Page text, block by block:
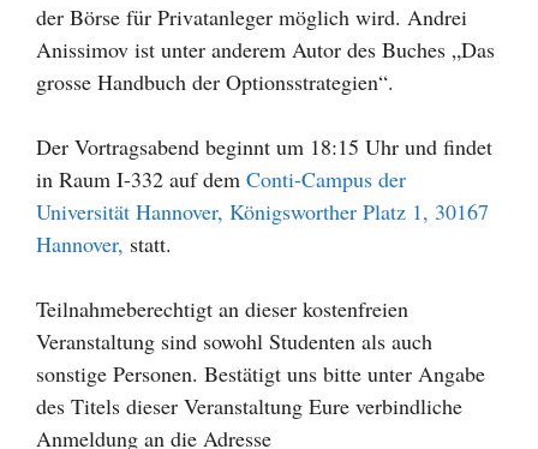
der Börse für Privatanleger möglich wird. Andrei
Anissimov ist unter anderem Autor des Buches „Das
grosse Handbuch der Optionsstrategien“.
Der Vortragsabend beginnt um 18:15 Uhr und findet
in Raum I-332 auf dem Conti-Campus der
Universität Hannover, Königsworther Platz 1, 30167
Hannover, statt.
Teilnahmeberechtigt an dieser kostenfreien
Veranstaltung sind sowohl Studenten als auch
sonstige Personen. Bestätigt uns bitte unter Angabe
des Titels dieser Veranstaltung Eure verbindliche
Anmeldung an die Adresse